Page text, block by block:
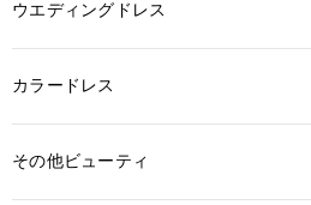
ウエディングドレス
カラードレス
その他ビューティ